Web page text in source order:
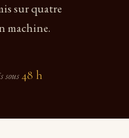
sur quatre
machine.
sous48 h